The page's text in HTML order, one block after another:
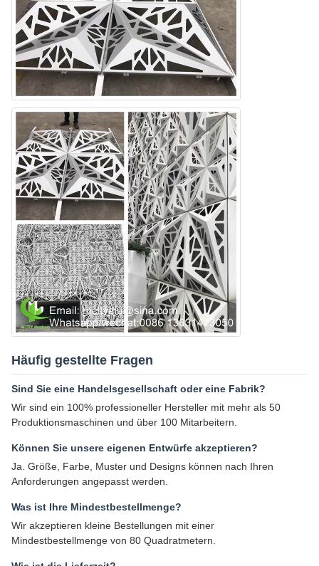
Häufig gestellte Fragen
Sind Sie eine Handelsgesellschaft oder eine Fabrik?
Wir sind ein 100% professioneller Hersteller mit mehr als 50
Produktionsmaschinen und über 100 Mitarbeitern.
Können Sie unsere eigenen Entwürfe akzeptieren?
Ja. Größe, Farbe, Muster und Designs können nach Ihren
Anforderungen angepasst werden.
Was ist Ihre Mindestbestellmenge?
Wir akzeptieren kleine Bestellungen mit einer
Mindestbestellmenge von 80 Quadratmetern.